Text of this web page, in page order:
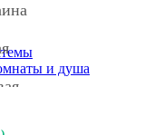
и душа